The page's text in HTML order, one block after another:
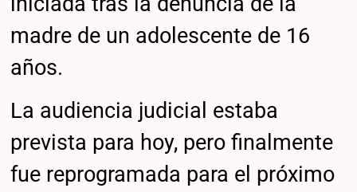
madre de un adolescente de 16
años.
La audiencia judicial estaba
prevista para hoy, pero finalmente
fue reprogramada para el próximo